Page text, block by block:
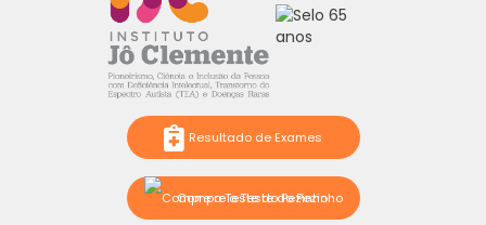
Resultado de Exames
Compre o Teste do Pezinho